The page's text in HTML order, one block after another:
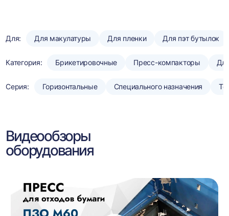
Для: Для макулатуры Для пленки Для пэт бутылок
Категория: Брикетировочные Пресс-компакторы
Серия: Горизонтальные Специального назначения
Видеообзоры
оборудования